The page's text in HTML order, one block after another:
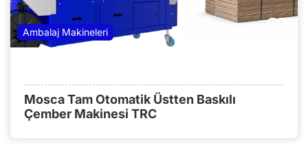
Ambalaj Makineleri
Mosca Tam Otomatik Üstten Baskılı
Çember Makinesi TRC